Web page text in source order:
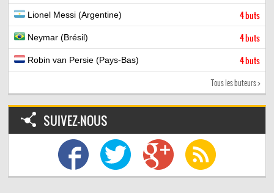
Lionel Messi (Argentine) 4 buts
Neymar (Brésil) 4 buts
Robin van Persie (Pays-Bas) 4 buts
Tous les buteurs >
SUIVEZ-NOUS